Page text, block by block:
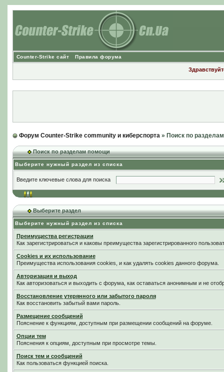
Counter-Strike сайт Правила форума
Форум Counter-Strike community и киберспорта» Поиск по
Поиск по разделам помощи
Выберите нужный раздел из списка
Введите ключевые слова для поиска
Выберите раздел
Выберите нужный раздел из списка
Преимущества регистрации
Как зарегистрироваться и каковы преимущества зарегистрированного
Cookies и их использование
Преимущества использования cookies, и как удалять cookies данного форума.
Авторизация и выход
Как авторизоваться и выходить с форума, как оставаться анонимным и не
Восстановление утерянного или забытого пароля
Как восстановить забытый вами пароль.
Размещение сообщений
Пояснение к функциям, доступным при размещении сообщений на форуме.
Опции тем
Пояснения к опциям, доступным при просмотре темы.
Поиск тем и сообщений
Как пользоваться функцией поиска.